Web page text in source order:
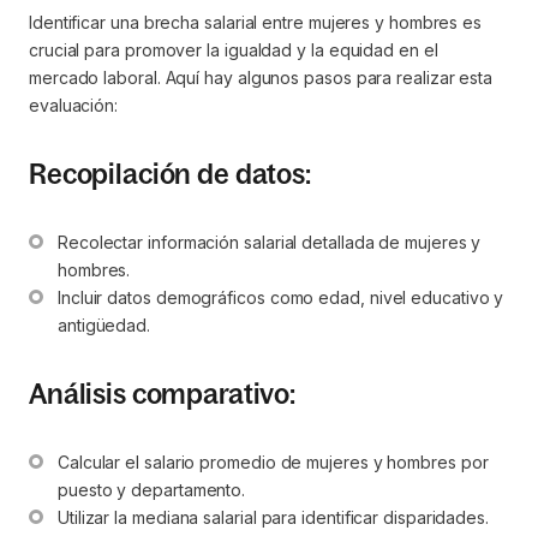
Identificar una brecha salarial entre mujeres y hombres es
crucial para promover la igualdad y la equidad en el
mercado laboral. Aquí hay algunos pasos para realizar esta
evaluación:
Recopilación de datos:
Recolectar información salarial detallada de mujeres y
hombres.
Incluir datos demográficos como edad, nivel educativo y
antigüedad.
Análisis comparativo:
Calcular el salario promedio de mujeres y hombres por
puesto y departamento.
Utilizar la mediana salarial para identificar disparidades.